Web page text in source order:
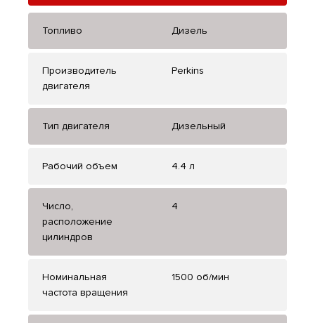
Топливо Дизель
Производитель
двигателя
Perkins
Тип двигателя Дизельный
Рабочий объем 4.4 л
Число,
расположение
цилиндров
4
Номинальная
частота вращения
1500 об/мин